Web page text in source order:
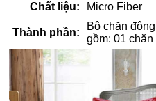
Chất liệu:
Micro Fiber
Thành phần:
Bộ chăn
gồm: 01